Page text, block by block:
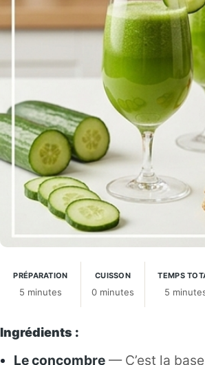
PRÉPARATION
5 minutes
CUISSON
0 minutes
TEMPS
5
Ingrédients :
Le concombre — C’est la